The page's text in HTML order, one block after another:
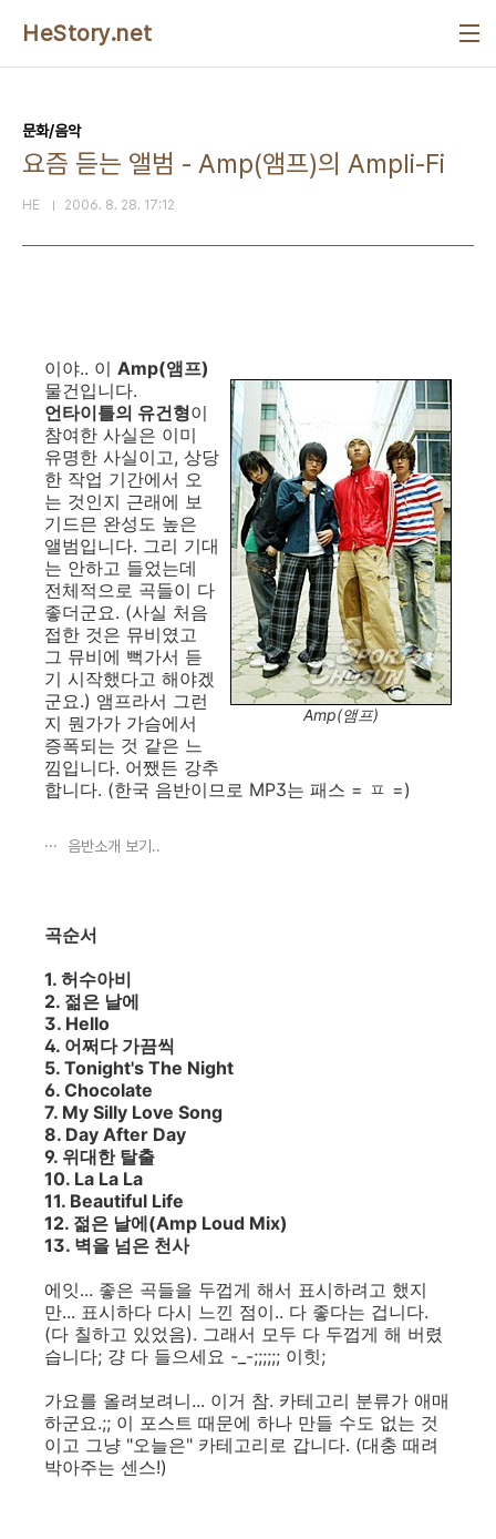
HeStory.net
문화/음악
요즘 듣는 앨범 - Amp(앰프)의 Ampli-Fi
HE 2006. 8. 28. 17:12
Amp(앰프)
이야.. 이 Amp(앰프)
물건입니다.
언타이틀의 유건형이
참여한 사실은 이미
유명한 사실이고, 상당
한 작업 기간에서 오
는 것인지 근래에 보
기드믄 완성도 높은
앨범입니다. 그리 기대
는 안하고 들었는데
전체적으로 곡들이 다
좋더군요. (사실 처음
접한 것은 뮤비였고
그 뮤비에 뻑가서 듣
기 시작했다고 해야겠
군요.) 앰프라서 그런
지 뭔가가 가슴에서
증폭되는 것 같은 느
낌입니다. 어쨌든 강추
합니다. (한국 음반이므로 MP3는 패스 = ㅍ =)
음반소개 보기..
곡순서
1. 허수아비
2. 젊은 날에
3. Hello
4. 어쩌다 가끔씩
5. Tonight's The Night
6. Chocolate
7. My Silly Love Song
8. Day After Day
9. 위대한 탈출
10. La La La
11. Beautiful Life
12. 젊은 날에(Amp Loud Mix)
13. 벽을 넘은 천사
에잇... 좋은 곡들을 두껍게 해서 표시하려고 했지
만... 표시하다 다시 느낀 점이.. 다 좋다는 겁니다.
(다 칠하고 있었음). 그래서 모두 다 두껍게 해 버렸
습니다; 걍 다 들으세요 -_-;;;;;; 이힛;
가요를 올려보려니... 이거 참. 카테고리 분류가 애매
하군요.;; 이 포스트 때문에 하나 만들 수도 없는 것
이고 그냥 "오늘은" 카테고리로 갑니다. (대충 때려
박아주는 센스!)